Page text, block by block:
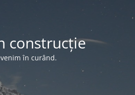
construcție
în curând.